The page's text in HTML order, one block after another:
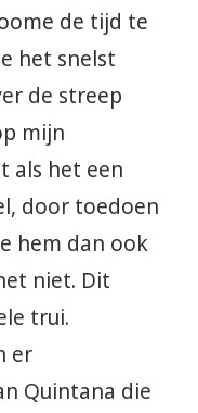
de tijd te
het snelst
de streep
mijn
als het een
door toedoen
hem dan ook
niet. Dit
trui.
er
Quintana die